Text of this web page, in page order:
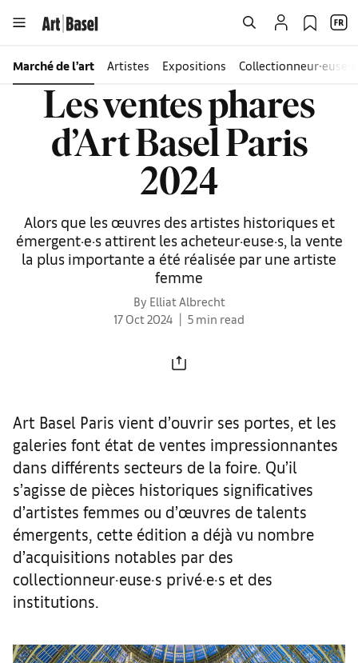
Marché de l’art Artistes Expositions Collectionneur∙euse∙s
Les ventes phares
d’Art Basel Paris
2024
Alors que les œuvres des artistes historiques et
émergent·e·s attirent les acheteur·euse·s, la vente
la plus importante a été réalisée par une artiste
femme
By Elliat Albrecht
17 Oct 2024
5 min read
Art Basel Paris vient d’ouvrir ses portes, et les
galeries font état de ventes impressionnantes
dans différents secteurs de la foire. Qu’il
s’agisse de pièces historiques significatives
d’artistes femmes ou d’œuvres de talents
émergents, cette édition a déjà vu nombre
d’acquisitions notables par des
collectionneur·euse·s privé·e·s et des
institutions.